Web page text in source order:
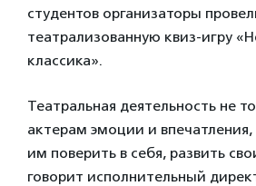
студентов организаторы
театрализованную квиз-игру
классика».
Театральная деятельность не
актерам эмоции и
им поверить в себя, развить
говорит исполнительный